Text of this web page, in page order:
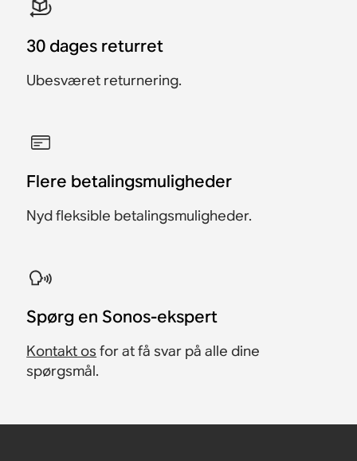
30 dages returret
Ubesværet returnering.
Flere betalingsmuligheder
Nyd fleksible betalingsmuligheder.
Spørg en Sonos-ekspert
Kontakt os for at få svar på alle dine
spørgsmål.